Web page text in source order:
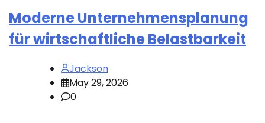
Moderne Unternehmensplanung
für wirtschaftliche Belastbarkeit
Jackson
May 29, 2026
0